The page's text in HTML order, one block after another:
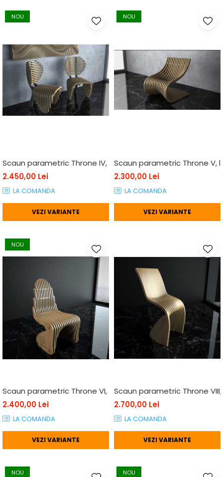
NOU
Scaun parametric Throne IV, lemn
2.450,00 Lei
LA COMANDA
VEZI VARIANTE
NOU
Scaun parametric Throne V,
2.300,00 Lei
LA COMANDA
VEZI VARIANTE
NOU
Scaun parametric Throne VI, lemn
2.400,00 Lei
LA COMANDA
VEZI VARIANTE
Scaun parametric Throne
2.700,00 Lei
LA COMANDA
VEZI VARIANTE
NOU NOU